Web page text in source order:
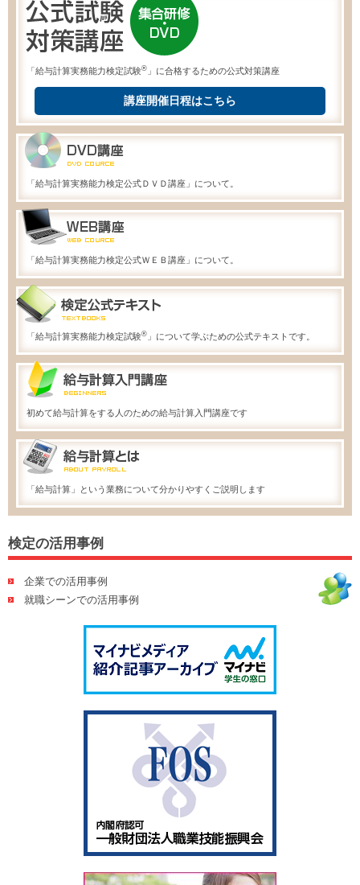
「給与計算実務能力検定試験® 」に合格するための公式対策講座
講座開催日程はこちら
「給与計算実務能力検定公式ＤＶＤ講座」について。
「給与計算実務能力検定公式ＷＥＢ講座」について。
「給与計算実務能力検定試験® 」について学ぶための公式テキストです。
初めて給与計算をする人のための給与計算入門講座です
「給与計算」という業務について分かりやすくご説明します
検定の活用事例
企業での活用事例
就職シーンでの活用事例